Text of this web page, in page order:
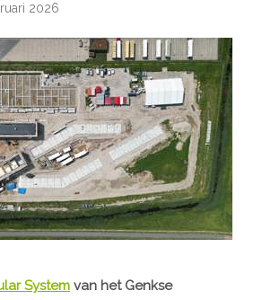
2026
System van het Genkse